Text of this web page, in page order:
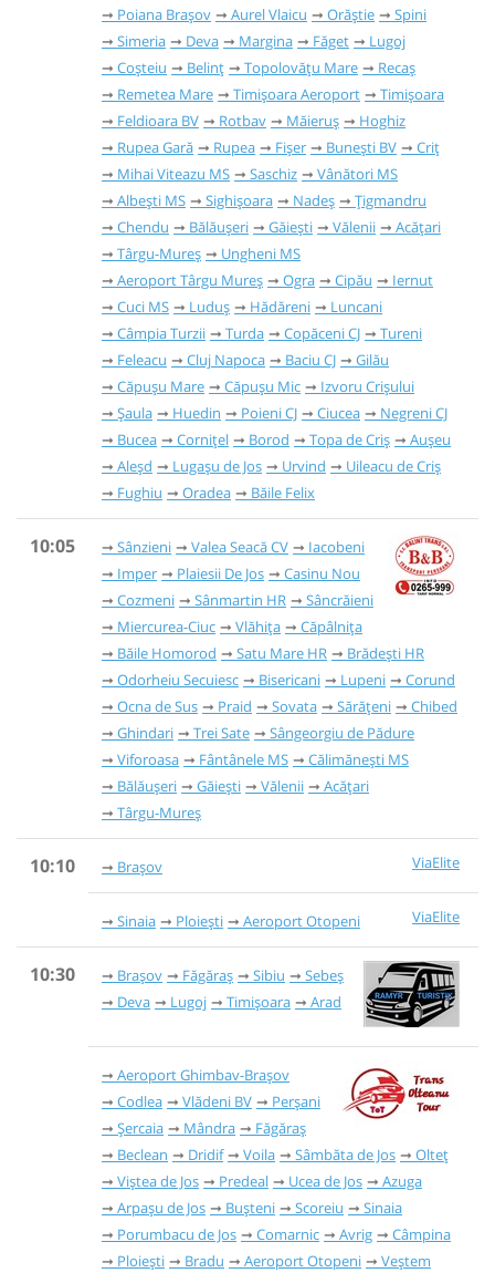
Poiana Brașov
Aurel Vlaicu Orăștie
Spini
Simeria
Deva Margina Făget
Lugoj
Coșteiu
Belinț Topolovățu Mare
Recaș
Remetea Mare
Timișoara Aeroport
Timișoara
Feldioara BV
Rotbav Măieruș
Hoghiz
Rupea Gară
Rupea Fișer Bunești BV
Criț
Mihai Viteazu MS
Saschiz
Vânători MS
Albești MS
Sighișoara Nadeș
Țigmandru
Chendu
Bălăușeri Găieşti Vălenii
Acățari
Târgu-Mureș
Ungheni MS
Aeroport Târgu Mureș
Ogra Cipău
Iernut
Cuci MS
Luduș Hădăreni
Luncani
Câmpia Turzii
Turda Copăceni CJ
Tureni
Feleacu
Cluj Napoca Baciu CJ
Gilău
Căpușu Mare
Căpușu Mic
Izvoru Crișului
Șaula
Huedin Poieni CJ Ciucea
Negreni CJ
Bucea
Cornițel Borod Topa de Criș
Aușeu
Aleșd
Lugașu de Jos Urvind
Uileacu de Criș
Fughiu
Oradea Băile Felix
10:05 Sânzieni Valea Seacă CV
Iacobeni
Imper
Plaiesii De Jos
Casinu Nou
Cozmeni
Sânmartin HR
Sâncrăieni
Miercurea-Ciuc
Vlăhița
Căpâlnița
Băile Homorod
Satu Mare HR
Brădești HR
Odorheiu Secuiesc
Bisericani Lupeni
Corund
Ocna de Sus
Praid Sovata Sărățeni
Chibed
Ghindari
Trei Sate
Sângeorgiu de Pădure
Viforoasa
Fântânele MS
Călimănești MS
Bălăușeri
Găieşti Vălenii
Acățari
Târgu-Mureș
10:10 ViaElite
Brașov
ViaElite
Sinaia Ploiești Aeroport Otopeni
10:30 Brașov Făgăraș Sibiu
Sebeș
Deva
Lugoj Timișoara Arad
Aeroport Ghimbav-Brașov
Codlea
Vlădeni BV
Perșani
Șercaia
Mândra
Făgăraș
Beclean
Dridif Voila Sâmbăta de Jos
Olteț
Viștea de Jos
Predeal Ucea de Jos
Azuga
Arpașu de Jos
Bușteni Scoreiu
Sinaia
Porumbacu de Jos
Comarnic Avrig
Câmpina
Ploiești
Bradu Aeroport Otopeni
Veștem